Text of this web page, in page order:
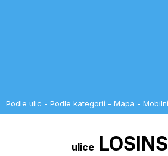
Podle ulic - Podle kategorií - Mapa -
ulice